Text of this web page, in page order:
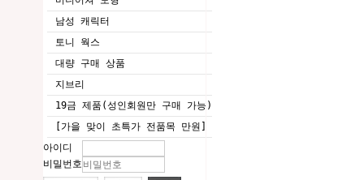
남성 캐릭터
토니 웍스
대량 구매 상품
지브리
19금 제품(성인회원만 구매 가능)
[가을 맞이 초특가 전품목 만원]
아이디
비밀번호